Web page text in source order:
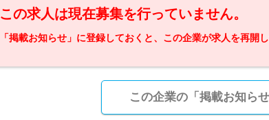
この求人は現在募集を行っていません。
「掲載お知らせ」に登録しておくと、この企業が求人を再開
この企業の「掲載お知ら